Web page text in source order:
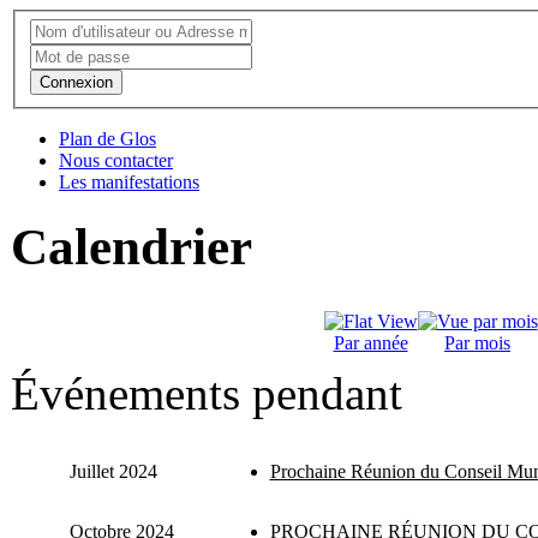
Connexion
Plan de Glos
Nous contacter
Les manifestations
Calendrier
Par année Par mois
Événements pendant
Juillet 2024 Prochaine Réunion du Conseil
Octobre 2024 PROCHAINE RÉUNION DU